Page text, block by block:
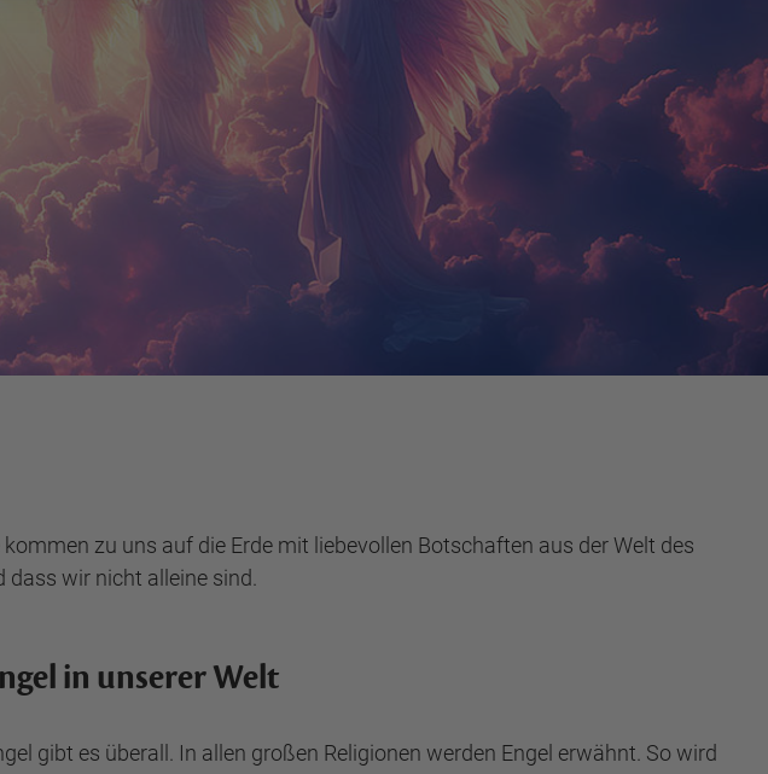
kommen zu uns auf die Erde mit liebevollen Botschaften aus der Welt des
wir nicht alleine sind.
in unserer Welt
gibt es überall. In allen großen Religionen werden Engel erwähnt. So wird